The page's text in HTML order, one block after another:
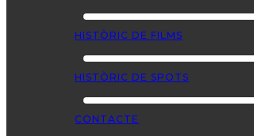
HISTÒRIC DE FILMS
HISTÒRIC DE SPOTS
CONTACTE